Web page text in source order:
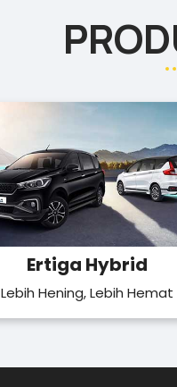
Ertiga Hybrid
Lebih Hening, Lebih Hemat